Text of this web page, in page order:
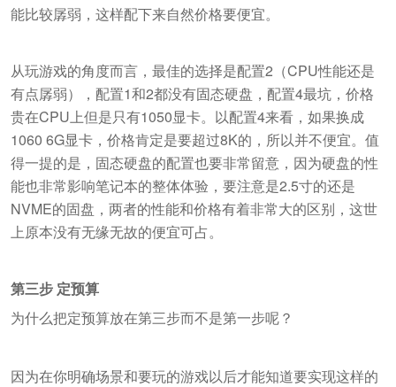
能比较孱弱，这样配下来自然价格要便宜。
从玩游戏的角度而言，最佳的选择是配置2（CPU性能还是
有点孱弱），配置1和2都没有固态硬盘，配置4最坑，价格
贵在CPU上但是只有1050显卡。以配置4来看，如果换成
1060 6G显卡，价格肯定是要超过8K的，所以并不便宜。值
得一提的是，固态硬盘的配置也要非常留意，因为硬盘的性
能也非常影响笔记本的整体体验，要注意是2.5寸的还是
NVME的固盘，两者的性能和价格有着非常大的区别，这世
上原本没有无缘无故的便宜可占。
第三步 定预算
为什么把定预算放在第三步而不是第一步呢？
因为在你明确场景和要玩的游戏以后才能知道要实现这样的